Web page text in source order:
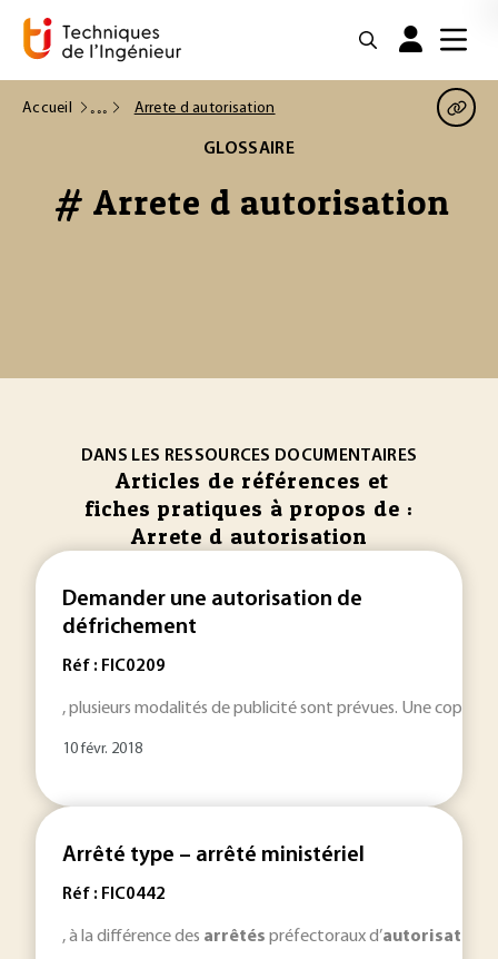
Accueil Arrete d autorisation
GLOSSAIRE
# Arrete d autorisation
DANS LES RESSOURCES DOCUMENTAIRES
Articles de références et
fiches pratiques à propos de :
Arrete d autorisation
Demander une autorisation de
défrichement
Réf : FIC0209
, plusieurs modalités de publicité sont prévues. Une copie
10 févr. 2018
Arrêté type – arrêté ministériel
Réf : FIC0442
, à la différence des arrêtés préfectoraux d’autorisation